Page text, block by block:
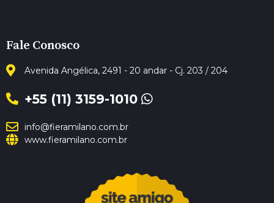
Fale Conosco
Avenida Angélica, 2491 - 20 andar - Cj. 203 / 204
+55 (11) 3159-1010
info@fieramilano.com.br
www.fieramilano.com.br